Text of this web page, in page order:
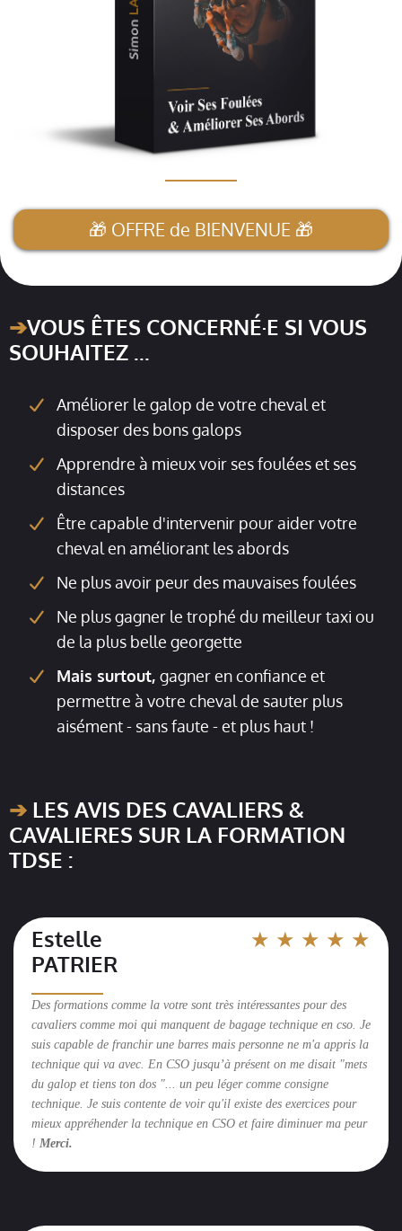
🎁 OFFRE de BIENVENUE 🎁
➔VOUS ÊTES CONCERNÉ·E SI VOUS
SOUHAITEZ ...
Améliorer le galop de votre cheval et
disposer des bons galops
Apprendre à mieux voir ses foulées et ses
distances
Être capable d'intervenir pour aider votre
cheval en améliorant les abords
Ne plus avoir peur des mauvaises foulées
Ne plus gagner le trophé du meilleur taxi ou
de la plus belle georgette
Mais surtout, gagner en confiance et
permettre à votre cheval de sauter plus
aisément - sans faute - et plus haut !
➔ LES AVIS DES CAVALIERS &
CAVALIERES SUR LA FORMATION
TDSE :
Estelle
PATRIER
★ ★ ★ ★ ★
Des formations comme la votre sont très intéressantes pour des
cavaliers comme moi qui manquent de bagage technique en cso. Je
suis capable de franchir une barres mais personne ne m'a appris la
technique qui va avec. En CSO jusqu’à présent on me disait "mets
du galop et tiens ton dos "... un peu léger comme consigne
technique. Je suis contente de voir qu'il existe des exercices pour
mieux appréhender la technique en CSO et faire diminuer ma peur
! Merci.